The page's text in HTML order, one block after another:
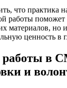
что практика
работы
материалов, но
ценность в
работы в
и